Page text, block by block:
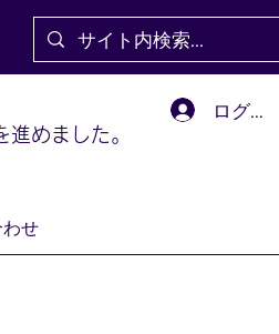
めました。
ログイン
せ